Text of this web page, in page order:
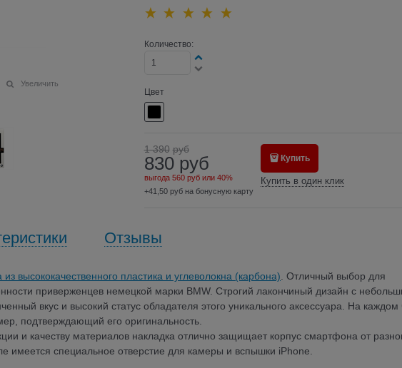
Увеличить
Количество:
Цвет
1 390 руб
830 руб
выгода 560 рубили 40%
+41,50 руб на бонусную карту
Купить
Купить в один клик
Отзывы
высококачественного пластика и углеволокна (карбона) . Отличный выбор для
приверженцев немецкой марки BMW. Строгий лакончиный дизайн с
вкус и высокий статус обладателя этого уникального аксессуара. На каждом
подтверждающий его оригинальность.
и качеству материалов накладка отлично защищает корпус смартфона от
имеется специальное отверстие для камеры и вспышки iPhone.